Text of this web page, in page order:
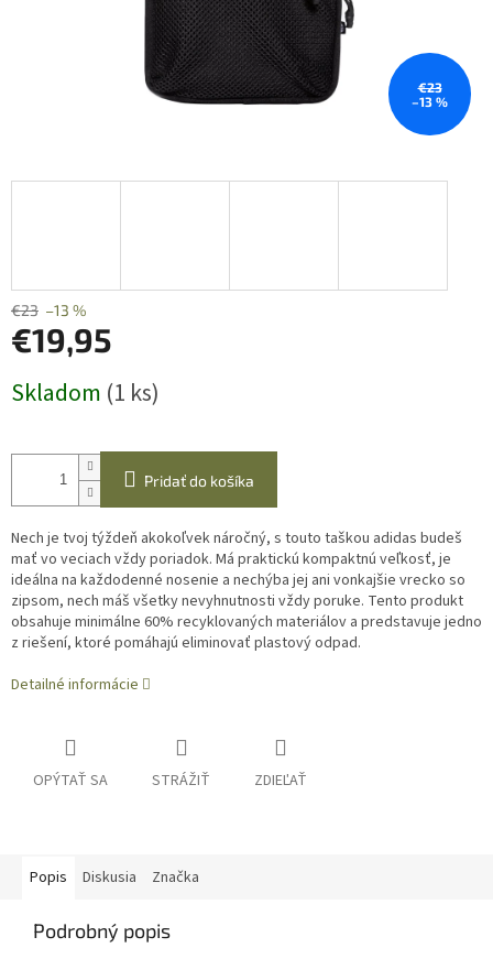
€23
–13 %
€23 –13 %
€19,95
cena:
Skladom (1 ks)
Pridať do košíka
Nech je tvoj týždeň akokoľvek náročný, s touto taškou adidas budeš
mať vo veciach vždy poriadok. Má praktickú kompaktnú veľkosť, je
ideálna na každodenné nosenie a nechýba jej ani vonkajšie vrecko so
zipsom, nech máš všetky nevyhnutnosti vždy poruke. Tento produkt
obsahuje minimálne 60% recyklovaných materiálov a predstavuje jedno
z riešení, ktoré pomáhajú eliminovať plastový odpad.
Detailné informácie
OPÝTAŤ SA STRÁŽIŤ ZDIEĽAŤ
Popis Diskusia Značka
Podrobný popis